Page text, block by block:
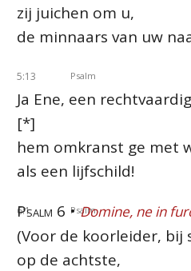
zij juichen om u,
de minnaars van uw
5:13 Psalm
Ja Ene, een
[*]
hem omkranst ge met
als een lijfschild!
6:1 Psalm
Psalm 6 •Domine, ne in
(Voor de koorleider, bij
op de achtste,